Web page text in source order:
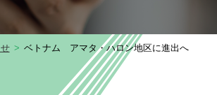
ベトナム アマタ・ハロン地区に進出へ